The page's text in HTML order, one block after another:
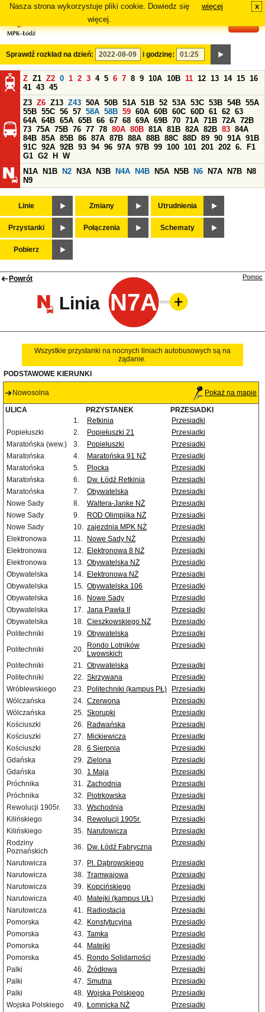
Nasza strona wykorzystuje pliki cookie. Dowiedz się
więcej.
więcej x
Sprawdź rozkład na dzień: i godzinę:
Z Z1 Z2 0 1 2 3 4 5 6 7 8 9 10A 10B 11 12 13 14 15 16
41 43 45
Z3 Z6 Z13 Z43 50A 50B 51A 51B 52 53A 53C 53B 54B 55A
55B 55C 56 57 58A 58B 59 60A 60B 60C 60D 61 62 63
64A 64B 65A 65B 66 67 68 69A 69B 70 71A 71B 72A 72B
73 75A 75B 76 77 78 80A 80B 81A 81B 82A 82B 83 84A
84B 85A 85B 86 87A 87B 88A 88B 88C 88D 89 90 91A 91B
91C 92A 92B 93 94 96 97A 97B 99 100 101 201 202 6.
F1
G1 G2 H
W
N1A
N1B N2 N3A N3B N4A N4B N5A N5B N6 N7A N7B
N8
N9
Linie Zmiany Utrudnienia
Przystanki Połączenia Schematy
Pobierz
Powrót
Linia N7A
Pomoc
Wszystkie przystanki na nocnych liniach autobusowych są na
żądanie.
PODSTAWOWE KIERUNKI
Nowosolna Pokaż na mapie
ULICA PRZYSTANEK
PRZESIADKI
1.
Retkinia
Przesiadki
Popiełuszki
2. Popiełuszki 21
Przesiadki
Maratońska (wew.)
3. Popiełuszki
Przesiadki
Maratońska
4. Maratońska 91 NŻ
Przesiadki
Maratońska
5. Plocka
Przesiadki
Maratońska
6. Dw. Łódź Retkinia
Przesiadki
Maratońska
7. Obywatelska
Przesiadki
Nowe Sady
8. Waltera-Janke NŻ
Przesiadki
Nowe Sady
9. ROD Olimpijka NŻ
Przesiadki
Nowe Sady
10. zajezdnia MPK NŻ
Przesiadki
Elektronowa
11. Nowe Sady NŻ
Przesiadki
Elektronowa
12. Elektronowa 8 NŻ
Przesiadki
Elektronowa
13. Obywatelska NŻ
Przesiadki
Obywatelska
14. Elektronowa NŻ
Przesiadki
Obywatelska
15. Obywatelska 106
Przesiadki
Obywatelska
16. Nowe Sady
Przesiadki
Obywatelska
17. Jana Pawła II
Przesiadki
Obywatelska
18. Cieszkowskiego NŻ
Przesiadki
Politechniki
19. Obywatelska
Przesiadki
Politechniki
20. Rondo Lotników
Lwowskich
Przesiadki
Politechniki 21. Obywatelska
Przesiadki
Politechniki
22. Skrzywana
Przesiadki
Wróblewskiego
23. Politechniki (kampus PŁ)
Przesiadki
Wólczańska
24. Czerwona
Przesiadki
Wólczańska
25. Skorupki
Przesiadki
Kościuszki
26. Radwańska
Przesiadki
Kościuszki
27. Mickiewicza
Przesiadki
Kościuszki
28. 6 Sierpnia
Przesiadki
Gdańska
29. Zielona
Przesiadki
Gdańska
30. 1 Maja
Przesiadki
Próchnika
31. Zachodnia
Przesiadki
Próchnika
32. Piotrkowska
Przesiadki
Rewolucji 1905r.
33. Wschodnia
Przesiadki
Kilińskiego
34. Rewolucji 1905r.
Przesiadki
Kilińskiego
35. Narutowicza
Przesiadki
Rodziny
Poznańskich
36. Dw. Łódź Fabryczna Przesiadki
Narutowicza 37. Pl. Dąbrowskiego
Przesiadki
Narutowicza
38. Tramwajowa
Przesiadki
Narutowicza
39. Kopcińskiego
Przesiadki
Narutowicza
40. Matejki (kampus UŁ)
Przesiadki
Narutowicza
41. Radiostacja
Przesiadki
Pomorska
42. Konstytucyjna
Przesiadki
Pomorska
43. Tamka
Przesiadki
Pomorska
44. Matejki
Przesiadki
Pomorska
45. Rondo Solidarności
Przesiadki
Palki
46. Źródłowa
Przesiadki
Palki
47. Smutna
Przesiadki
Palki
48. Wojska Polskiego
Przesiadki
Wojska Polskiego
49. Łomnicka NŻ
Przesiadki